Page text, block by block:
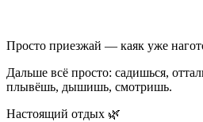
Просто приезжай — каяк уже
Дальше всё просто: садишься,
плывёшь, дышишь, смотришь.
Настоящий отдых 🌿